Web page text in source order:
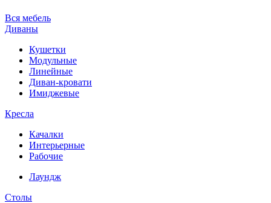
Вся мебель
Диваны
Кушетки
Модульные
Линейные
Диван-кровати
Имиджевые
Кресла
Качалки
Интерьерные
Рабочие
Лаундж
Столы